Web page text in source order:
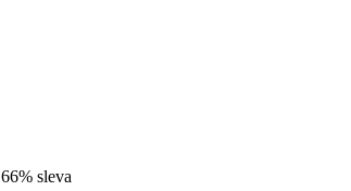
66% sleva